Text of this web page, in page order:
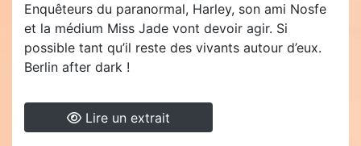
Enquêteurs du paranormal, Harley, son ami Nosfe
et la médium Miss Jade vont devoir agir. Si
possible tant qu’il reste des vivants autour d’eux.
Berlin after dark !
Lire un extrait